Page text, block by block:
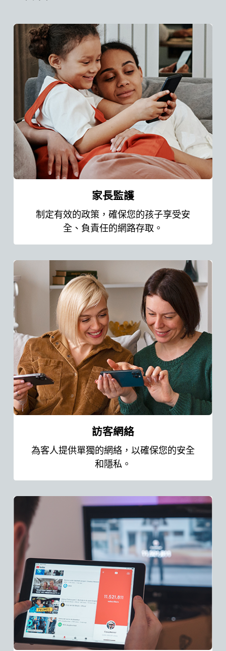
家長監護
制定有效的政策，確保您的孩子享受安
全、負責任的網路存取。
訪客網絡
為客人提供單獨的網絡，以確保您的安全
和隱私。